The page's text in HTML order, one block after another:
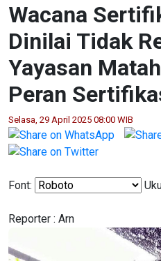
Wacana
Dinilai Tidak
Yayasan
Peran
Selasa, 29 April 2025 08:00 WIB
Font:
Reporter : Arn